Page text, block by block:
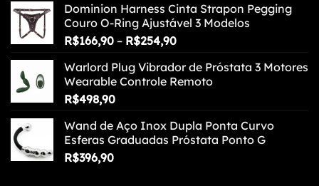
preço:
R$123,90
através
Dominion Harness Cinta Strapon Pegging
Couro O-Ring Ajustável 3 Modelos
R$166,90 – R$254,90Faixa
preço:
R$166,90
Warlord Plug Vibrador de Próstata 3 Motores
Wearable Controle Remoto
R$498,90
Wand de Aço Inox Dupla Ponta Curvo
Esferas Graduadas Próstata Ponto G
R$396,90